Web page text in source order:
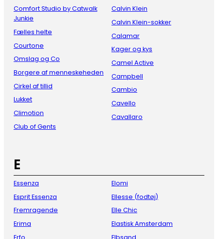
Comfort Studio by Catwalk
Junkie
Fælles helte
Courtone
Omslag og Co
Borgere af menneskeheden
Cirkel af tillid
Lukket
Climotion
Club of Gents
Calvin Klein
Calvin Klein-sokker
Calamar
Kager og kys
Camel Active
Campbell
Cambio
Cavello
Cavallaro
E
Essenza
Esprit Essenza
Fremragende
Erima
Erfo
Elomi
Ellesse (fodtøj)
Elle Chic
Elastisk Amsterdam
Elbsand